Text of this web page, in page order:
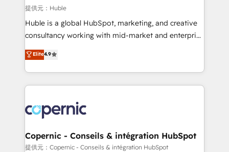
Set up, audit, and organize your HubSpot portal •
Get your sales team fully using HubSpot • Track
pipeline and revenue across the entire buyer journey
growth • Create content and videos that attract
buyers • Use AI to scale smarter Our coaching-led
lasts. So if you're ready to become the most trusted
voice in your market, let’s talk.
提供元：Huble
Huble is a global HubSpot, marketing, and creative
consultancy working with mid-market and enterprise
businesses. We go beyond implementation, shaping
the strategy, processes, and teams that turn
HubSpot into a genuine growth engine. Named
HubSpot's Global Partner of the Year in 2024,
worldwide, and with over 15 years in the ecosystem,
Huble has built a track record that speaks for itself.
One company, one operating model, delivering
across offices and consulting teams in the UK, USA,
Elite4.9
Copernic - Conseils & intégration HubSpot
提供元：Copernic - Conseils & intégration HubSpot